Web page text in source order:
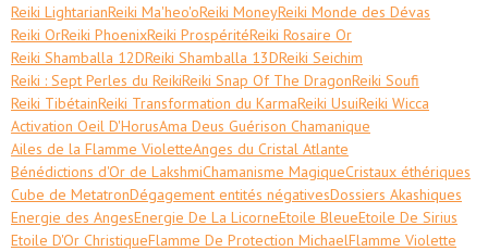
Reiki LightarianReiki Ma'heo'oReiki MoneyReiki Monde des Dévas
Reiki OrReiki PhoenixReiki ProspéritéReiki Rosaire Or
Reiki Shamballa 12DReiki Shamballa 13DReiki Seichim
Reiki : Sept Perles du ReikiReiki Snap Of The DragonReiki Soufi
Reiki TibétainReiki Transformation du KarmaReiki UsuiReiki Wicca
Activation Oeil D'HorusAma Deus Guérison Chamanique
Ailes de la Flamme VioletteAnges du Cristal Atlante
Bénédictions d'Or de LakshmiChamanisme MagiqueCristaux éthériques
Cube de MetatronDégagement entités négativesDossiers Akashiques
Energie des AngesEnergie De La LicorneEtoile BleueEtoile De Sirius
Etoile D'Or ChristiqueFlamme De Protection MichaelFlamme Violette